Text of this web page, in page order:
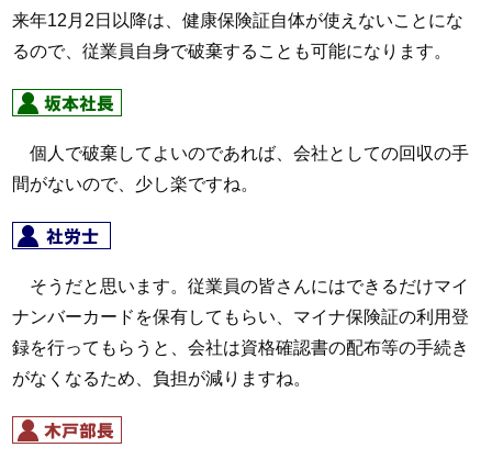
来年12月2日以降は、健康保険証自体が使えないことにな
るので、従業員自身で破棄することも可能になります。
個人で破棄してよいのであれば、会社としての回収の手
間がないので、少し楽ですね。
そうだと思います。従業員の皆さんにはできるだけマイ
ナンバーカードを保有してもらい、マイナ保険証の利用登
録を行ってもらうと、会社は資格確認書の配布等の手続き
がなくなるため、負担が減りますね。